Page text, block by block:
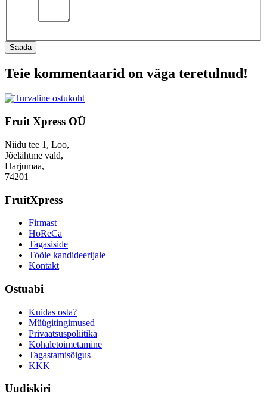
Saada
Teie kommentaarid on väga teretulnud!
Fruit Xpress OÜ
Niidu tee 1, Loo,
Jõelähtme vald,
Harjumaa,
74201
FruitXpress
Firmast
HoReCa
Tagasiside
Tööle kandideerijale
Kontakt
Ostuabi
Kuidas osta?
Müügitingimused
Privaatsuspoliitika
Kohaletoimetamine
Tagastamisõigus
KKK
Uudiskiri